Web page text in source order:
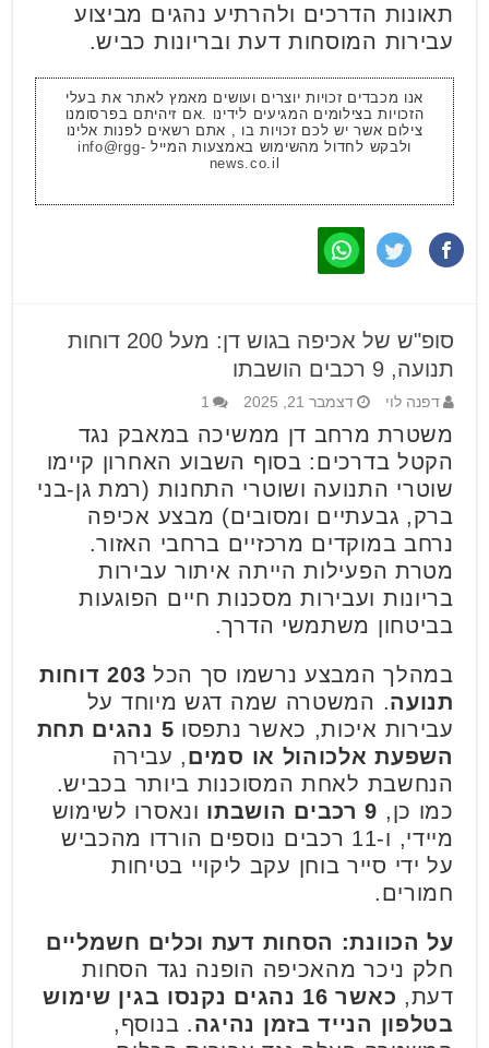
תאונות הדרכים ולהרתיע נהגים מביצוע
עבירות המוסחות דעת ובריונות כביש.
אנו מכבדים זכויות יוצרים ועושים מאמץ לאתר את בעלי
הזכויות בצילומים המגיעים לידינו .אם זיהיתם בפרסומנו
צילום אשר יש לכם זכויות בו , אתם רשאים לפנות אלינו
ולבקש לחדול מהשימוש באמצעות המייל info@rgg-
news.co.il
סופ"ש של אכיפה בגוש דן: מעל 200 דוחות
תנועה, 9 רכבים הושבתו
דפנה לוי דצמבר 21, 2025 1
משטרת מרחב דן ממשיכה במאבק נגד
הקטל בדרכים: בסוף השבוע האחרון קיימו
שוטרי התנועה ושוטרי התחנות (רמת גן-בני
ברק, גבעתיים ומסובים) מבצע אכיפה
נרחב במוקדים מרכזיים ברחבי האזור.
מטרת הפעילות הייתה איתור עבירות
בריונות ועבירות מסכנות חיים הפוגעות
בביטחון משתמשי הדרך.
במהלך המבצע נרשמו סך הכל
203 דוחות
תנועה. המשטרה שמה דגש מיוחד על
עבירות איכות, כאשר נתפסו
5 נהגים תחת
השפעת אלכוהול או סמים, עבירה
הנחשבת לאחת המסוכנות ביותר בכביש.
כמו כן, 9 רכבים הושבתו
ונאסרו לשימוש
מיידי, ו-11 רכבים נוספים הורדו מהכביש
על ידי סייר בוחן עקב ליקויי בטיחות
חמורים.
על הכוונת: הסחות דעת וכלים חשמליים
חלק ניכר מהאכיפה הופנה נגד הסחות
דעת,
כאשר 16 נהגים נקנסו בגין שימוש
בטלפון הנייד בזמן נהיגה. בנוסף,